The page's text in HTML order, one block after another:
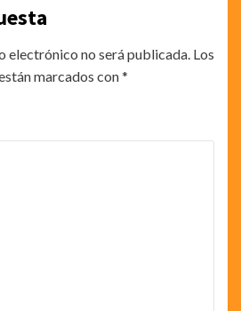
electrónico no será publicada. Los
marcados con*